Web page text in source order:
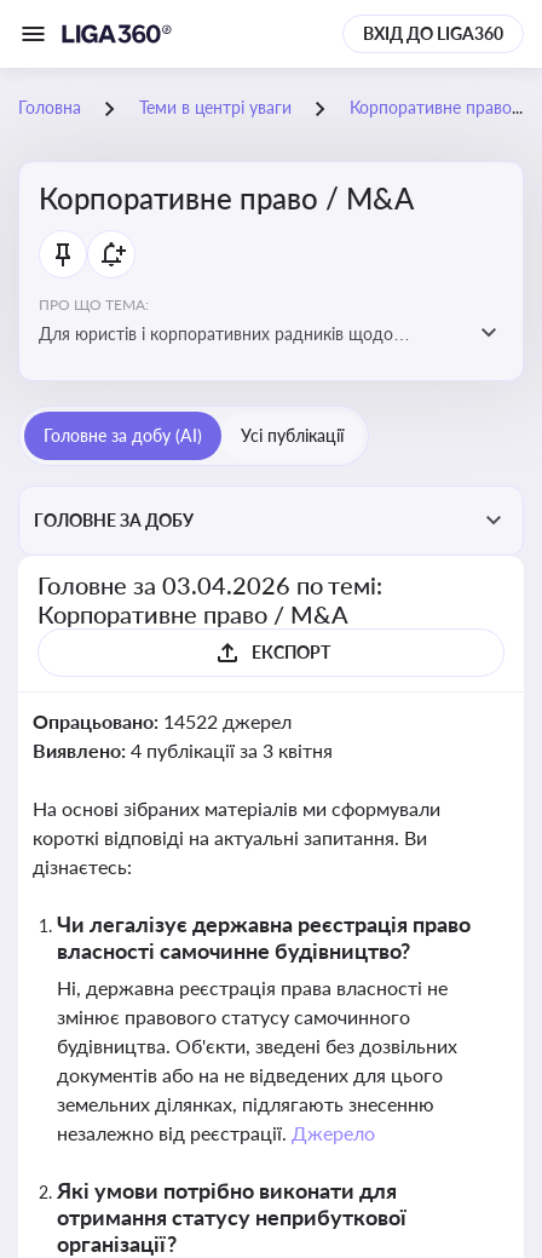
ВХІД ДО LIGA360
Головна Теми в центрі уваги Корпоративне право / M&A
Корпоративне право / M&A
ПРО ЩО ТЕМА:
Для юристів і корпоративних радників щодо
обов’язків мажоритарних і міноритарних акціонерів,
впливу змін у правовому полі на корпоративне
Головне за добу (AI) Усі публікації
ГОЛОВНЕ ЗА ДОБУ
Головне за 03.04.2026 по темі:
Корпоративне право / M&A
ЕКСПОРТ
Опрацьовано: 14522 джерел
Виявлено: 4 публікації за 3 квітня
На основі зібраних матеріалів ми сформували
короткі відповіді на актуальні запитання. Ви
дізнаєтесь:
Чи легалізує державна реєстрація право
власності самочинне будівництво?
Ні, державна реєстрація права власності не
змінює правового статусу самочинного
будівництва. Об'єкти, зведені без дозвільних
документів або на не відведених для цього
земельних ділянках, підлягають знесенню
незалежно від реєстрації. Джерело
Які умови потрібно виконати для
отримання статусу неприбуткової
організації?